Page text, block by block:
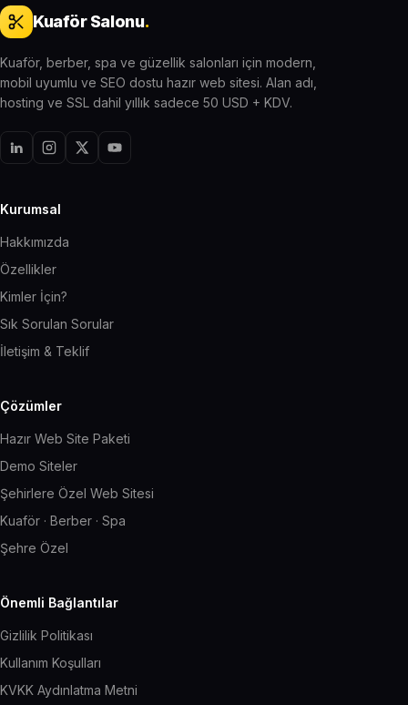
Kuaför Salonu.
Kuaför, berber, spa ve güzellik salonları için modern,
mobil uyumlu ve SEO dostu hazır web sitesi. Alan adı,
hosting ve SSL dahil yıllık sadece 50 USD + KDV.
Kurumsal
Hakkımızda
Özellikler
Kimler İçin?
Sık Sorulan Sorular
İletişim & Teklif
Çözümler
Hazır Web Site Paketi
Demo Siteler
Şehirlere Özel Web Sitesi
Kuaför · Berber · Spa
Şehre Özel
Önemli Bağlantılar
Gizlilik Politikası
Kullanım Koşulları
KVKK Aydınlatma Metni